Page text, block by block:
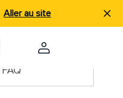
Aller au site